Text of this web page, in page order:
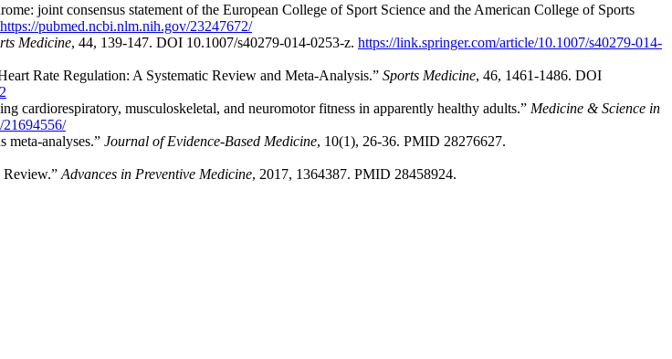
joint consensus statement of the European College of Sport Science and the American College of Sports
https://pubmed.ncbi.nlm.nih.gov/23247672/
Medicine, 44, 139-147. DOI 10.1007/s40279-014-0253-z. https://link.springer.com/article/10.1007/s40279-014-
Rate Regulation: A Systematic Review and Meta-Analysis.” Sports Medicine, 46, 1461-1486. DOI
cardiorespiratory, musculoskeletal, and neuromotor fitness in apparently healthy adults.” Medicine & Science in
analyses.” Journal of Evidence-Based Medicine, 10(1), 26-36. PMID 28276627.
Review.” Advances in Preventive Medicine, 2017, 1364387. PMID 28458924.